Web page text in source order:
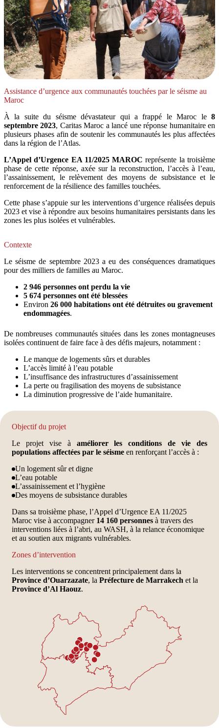
Assistance d’urgence aux communautés touchées par le séisme au
Maroc
À la suite du séisme dévastateur qui a frappé le Maroc le 8
septembre 2023, Caritas Maroc a lancé une réponse humanitaire en
plusieurs phases afin de soutenir les communautés les plus affectées
dans la région de l’Atlas.
L’Appel d’Urgence EA 11/2025 MAROC représente la troisième
phase de cette réponse, axée sur la reconstruction, l’accès à l’eau,
l’assainissement, le relèvement des moyens de subsistance et le
renforcement de la résilience des familles touchées.
Cette phase s’appuie sur les interventions d’urgence réalisées depuis
2023 et vise à répondre aux besoins humanitaires persistants dans les
zones les plus isolées et vulnérables.
Contexte
Le séisme de septembre 2023 a eu des conséquences dramatiques
pour des milliers de familles au Maroc.
2 946 personnes ont perdu la vie
5 674 personnes ont été blessées
Environ 26 000 habitations ont été détruites ou gravement
endommagées.
De nombreuses communautés situées dans les zones montagneuses
isolées continuent de faire face à des défis majeurs, notamment :
Le manque de logements sûrs et durables
L’accès limité à l’eau potable
L’insuffisance des infrastructures d’assainissement
La perte ou fragilisation des moyens de subsistance
La diminution progressive de l’aide humanitaire.
Objectif du projet
Le projet vise à améliorer les conditions de vie des
populations affectées par le séisme en renforçant l’accès à :
Un logement sûr et digne
L’eau potable
L’assainissement et l’hygiène
Des moyens de subsistance durables
Dans sa troisième phase, l’Appel d’Urgence EA 11/2025
Maroc vise à accompagner 14 160 personnes à travers des
interventions liées à l’abri, au WASH, à la relance économique
et au soutien aux migrants vulnérables.
Zones d’intervention
Les interventions se concentrent principalement dans la
Province d’Ouarzazate, la Préfecture de Marrakech et la
Province d’Al Haouz.